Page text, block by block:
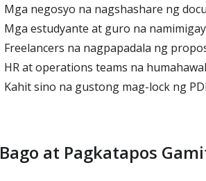
Mga negosyo na nagshashare ng
Mga estudyante at guro na
Freelancers na nagpapadala ng
HR at operations teams na
Kahit sino na gustong mag-lock ng
Bago at Pagkatapos